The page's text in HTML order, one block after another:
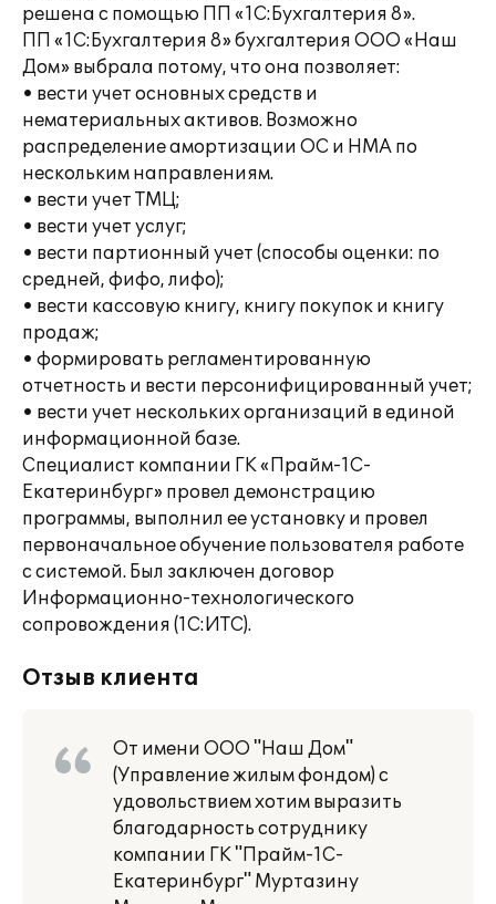
решена с помощью ПП «1С:Бухгалтерия 8».
ПП «1С:Бухгалтерия 8» бухгалтерия ООО «Наш
Дом» выбрала потому, что она позволяет:
• вести учет основных средств и
нематериальных активов. Возможно
распределение амортизации ОС и НМА по
нескольким направлениям.
• вести учет ТМЦ;
• вести учет услуг;
• вести партионный учет (способы оценки: по
средней, фифо, лифо);
• вести кассовую книгу, книгу покупок и книгу
продаж;
• формировать регламентированную
отчетность и вести персонифицированный учет;
• вести учет нескольких организаций в единой
информационной базе.
Специалист компании ГК «Прайм-1С-
Екатеринбург» провел демонстрацию
программы, выполнил ее установку и провел
первоначальное обучение пользователя работе
с системой. Был заключен договор
Информационно-технологического
сопровождения (1С:ИТС).
Отзыв клиента
От имени ООО "Наш Дом"
(Управление жилым фондом) с
удовольствием хотим выразить
благодарность сотруднику
компании ГК "Прайм-1С-
Екатеринбург" Муртазину